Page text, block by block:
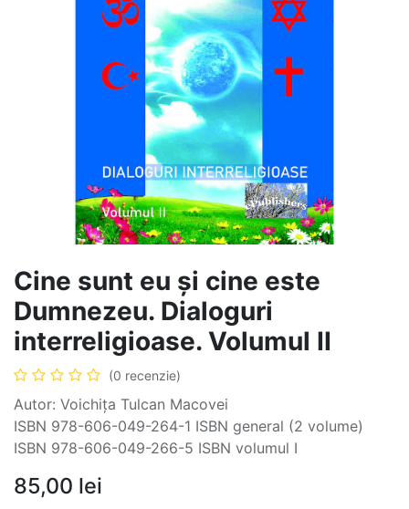
Cine sunt eu și cine este
Dumnezeu. Dialoguri
interreligioase. Volumul II
(0 recenzie)
Autor: Voichița Tulcan Macovei
ISBN 978-606-049-264-1 ISBN general (2 volume)
ISBN 978-606-049-266-5 ISBN volumul I
85,00 lei